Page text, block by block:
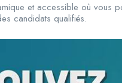
et accessible où vous
candidats qualifiés.